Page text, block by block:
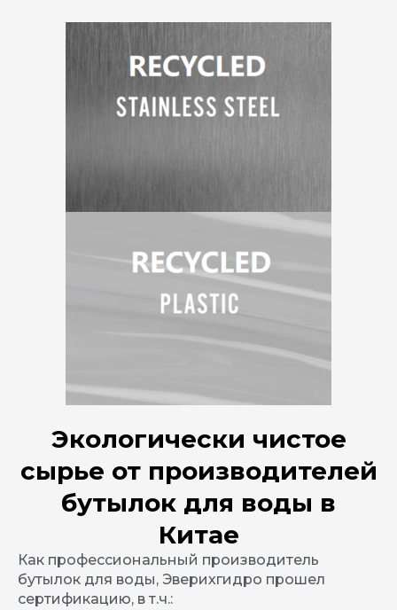
Экологически чистое
сырье от производителей
бутылок для воды в
Китае
Как профессиональный производитель
бутылок для воды, Эверихгидро прошел
сертификацию, в т.ч.: